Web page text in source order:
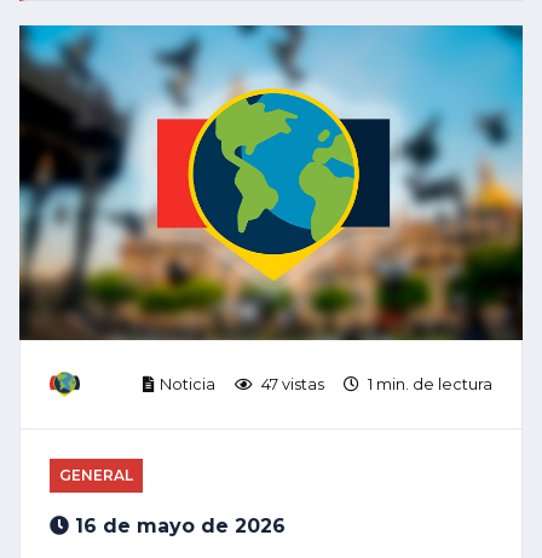
Noticia 47 vistas 1 min. de lectura
GENERAL
16 de mayo de 2026